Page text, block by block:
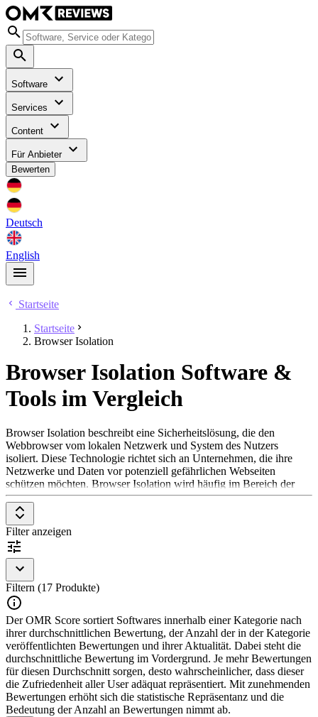
Software
Services
Content
Für Anbieter
Bewerten
Deutsch
English
Startseite
Startseite
Browser Isolation
Browser Isolation Software &
Tools im Vergleich
Browser Isolation beschreibt eine Sicherheitslösung, die den
Webbrowser vom lokalen Netzwerk und System des Nutzers
isoliert. Diese Technologie richtet sich an Unternehmen, die ihre
Netzwerke und Daten vor potenziell gefährlichen Webseiten
schützen möchten. Browser Isolation wird häufig im Bereich der
Cybersicherheit eingesetzt, insbesondere in Branchen mit hohen
Sicherheitsanforderungen, wie z.B. Finanzdienstleistungen,
Gesundheitswesen oder Behörden. Durch die Isolierung des
Browsers wird der Webinhalt in einer sicheren Umgebung
ausgeführt, und nur eine sichere Anzeige des Inhalts wird an das
Gerät des Nutzers übertragen.
Um in der Kategorie Browser Isolation aufgenommen zu werden,
sollte eine Lösung folgende Features und Eigenschaften aufweisen:
Remote Browser Ausführung
URL-Isolierung
Datenkontrolle und Sicherheit
Schutz vor Malware und Phishing
Kompatibilität mit verschiedenen Endgeräten
Filter anzeigen
Filtern (17 Produkte)
Der OMR Score sortiert Softwares innerhalb einer Kategorie nach
ihrer durchschnittlichen Bewertung, der Anzahl der in der Kategorie
veröffentlichten Bewertungen und ihrer Aktualität. Dabei steht die
durchschnittliche Bewertung im Vordergrund. Je mehr Bewertungen
für diesen Durchschnitt sorgen, desto wahrscheinlicher, dass dieser
die Zufriedenheit aller User adäquat repräsentiert. Mit zunehmenden
Bewertungen erhöht sich die statistische Repräsentanz und die
Bedeutung der Anzahl an Bewertungen nimmt ab.